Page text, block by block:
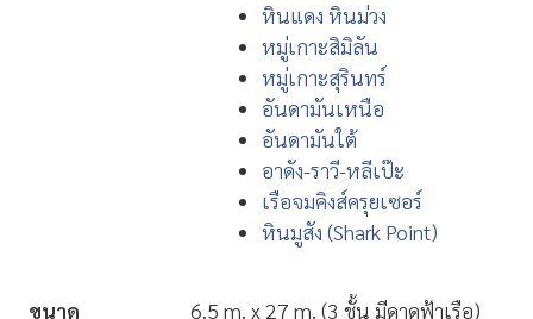
หินแดง หินม่วง
หมู่เกาะสิมิลัน
หมู่เกาะสุรินทร์
อันดามันเหนือ
อันดามันใต้
อาดัง-ราวี-หลีเป๊ะ
เรือจมคิงส์ครุยเซอร์
หินมูสัง (Shark Point)
ขนาด 6.5 m. x 27 m. (3 ชั้น มีดาดฟ้าเรือ)